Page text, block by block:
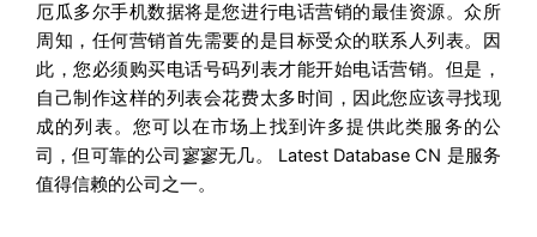
厄瓜多尔手机数据将是您进行电话营销的最佳资源。众所
周知，任何营销首先需要的是目标受众的联系人列表。因
此，您必须购买电话号码列表才能开始电话营销。但是，
自己制作这样的列表会花费太多时间，因此您应该寻找现
成的列表。您可以在市场上找到许多提供此类服务的公
司，但可靠的公司寥寥无几。 Latest Database CN 是服务
值得信赖的公司之一。